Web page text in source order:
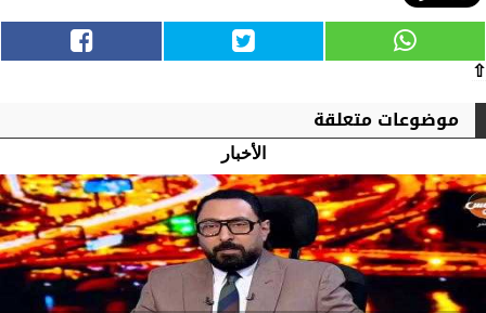
⇧
موضوعات متعلقة
الأخبار